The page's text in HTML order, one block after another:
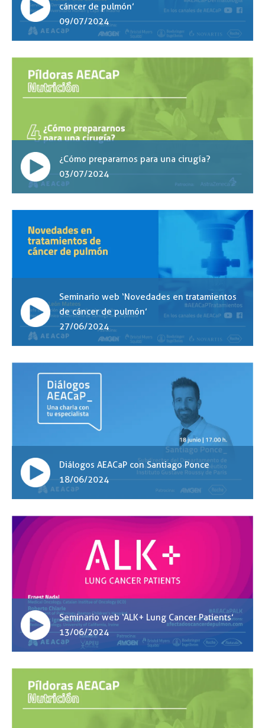
cáncer de pulmón’
09/07/2024
¿Cómo prepararnos para una cirugía?
03/07/2024
Seminario web ‘Novedades en tratamientos
de cáncer de pulmón’
27/06/2024
Diálogos AEACaP con Santiago Ponce
18/06/2024
Seminario web ‘ALK+ Lung Cancer Patients’
13/06/2024